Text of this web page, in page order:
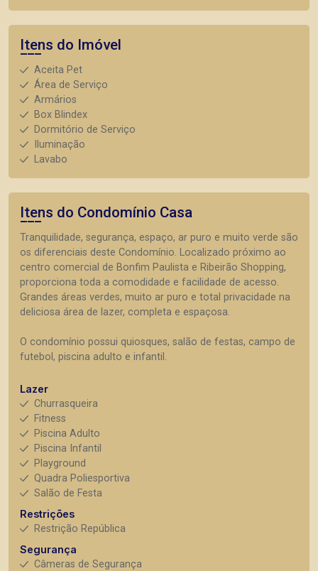
Itens do Imóvel
Aceita Pet
Área de Serviço
Armários
Box Blindex
Dormitório de Serviço
Iluminação
Lavabo
Itens do Condomínio Casa
Tranquilidade, segurança, espaço, ar puro e muito verde são
os diferenciais deste Condomínio. Localizado próximo ao
centro comercial de Bonfim Paulista e Ribeirão Shopping,
proporciona toda a comodidade e facilidade de acesso.
Grandes áreas verdes, muito ar puro e total privacidade na
deliciosa área de lazer, completa e espaçosa.
O condomínio possui quiosques, salão de festas, campo de
futebol, piscina adulto e infantil.
Lazer
Churrasqueira
Fitness
Piscina Adulto
Piscina Infantil
Playground
Quadra Poliesportiva
Salão de Festa
Restrições
Restrição República
Segurança
Câmeras de Segurança